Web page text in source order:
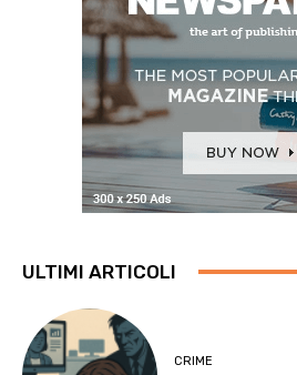
ULTIMI ARTICOLI
CRIME